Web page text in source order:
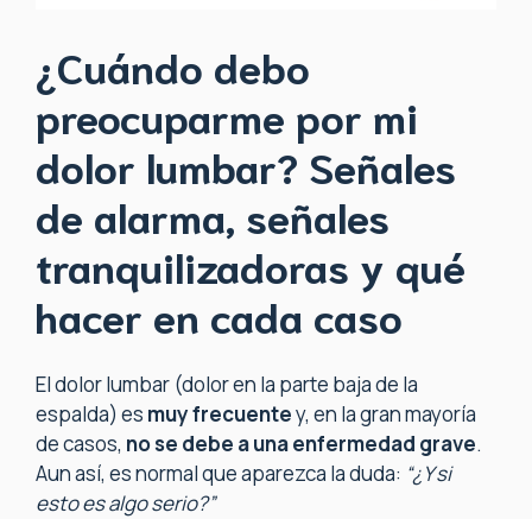
¿Cuándo debo
preocuparme por mi
dolor lumbar? Señales
de alarma, señales
tranquilizadoras y qué
hacer en cada caso
El dolor lumbar (dolor en la parte baja de la
espalda) es muy frecuentey, en la gran mayoría
de casos, no se debe a una enfermedad grave.
Aun así, es normal que aparezca la duda: “¿Y si
esto es algo serio?”